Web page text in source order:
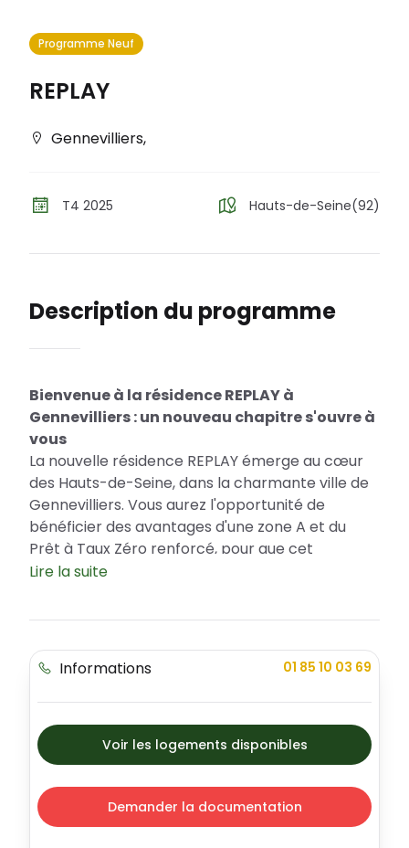
Programme Neuf
REPLAY
Gennevilliers,
T4 2025 Hauts-de-Seine(92)
Description du programme
Bienvenue à la résidence REPLAY à
Gennevilliers : un nouveau chapitre s'ouvre à
vous
La nouvelle résidence REPLAY émerge au cœur
des Hauts-de-Seine, dans la charmante ville de
Gennevilliers. Vous aurez l'opportunité de
bénéficier des avantages d'une zone A et du
Prêt à Taux Zéro renforcé, pour que cet
investissement devienne une excellente
REPLAY incarne une élégance moderniste aux
d'appartements pour satisfaire toutes les
attentes.
pour investir dans un cadre de vie séduisant
La ville de Gennevilliers se distingue par son
dynamisme économique et sa riche activité
culturelle. La résidence REPLAY se situe dans un
quartier sûr, offrant de multiples espaces
Lire la suite
Informations 01 85 10 03 69
Voir les logements disponibles
Demander la documentation